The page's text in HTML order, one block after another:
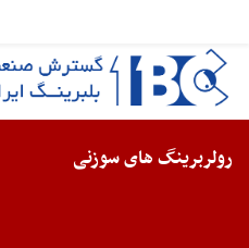
رولربرینگ های سوزنی